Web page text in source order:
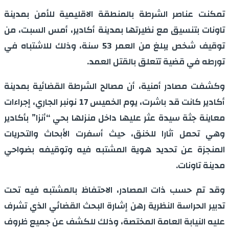
تمكنت عناصر الشرطة بالمنطقة الاقليمية للأمن بمدينة
تاونات بتنسيق مع نظيرتها بمدينة أكادير، أمس السبت، من
توقيف شخص يبلغ من العمر 53 سنة، وذلك للاشتباه في
تورطه في قضية تتعلق بالقتل العمد.
وكشفت مصادر أمنية، أن مصالح الشرطة القضائية بمدينة
أكادير كانت قد باشرت، يوم الخميس 17 نونبر الجاري، إجراءات
معاينة جثة سيدة عثر عليها داخل منزلها بحي “أنزا” بأكادير
وهي تحمل آثارا للخنق، حيث أسفرت الأبحاث والتحريات
المنجزة عن تحديد هوية المشتبه فيه وتوقيفه بضواحي
مدينة تاونات.
وقد تم حسب ذات المصادر، الاحتفاظ بالمشتبه فيه تحت
تدبير الحراسة النظرية رهن إشارة البحث القضائي الذي تشرف
عليه النيابة العامة المختصة، وذلك للكشف عن جميع ظروف